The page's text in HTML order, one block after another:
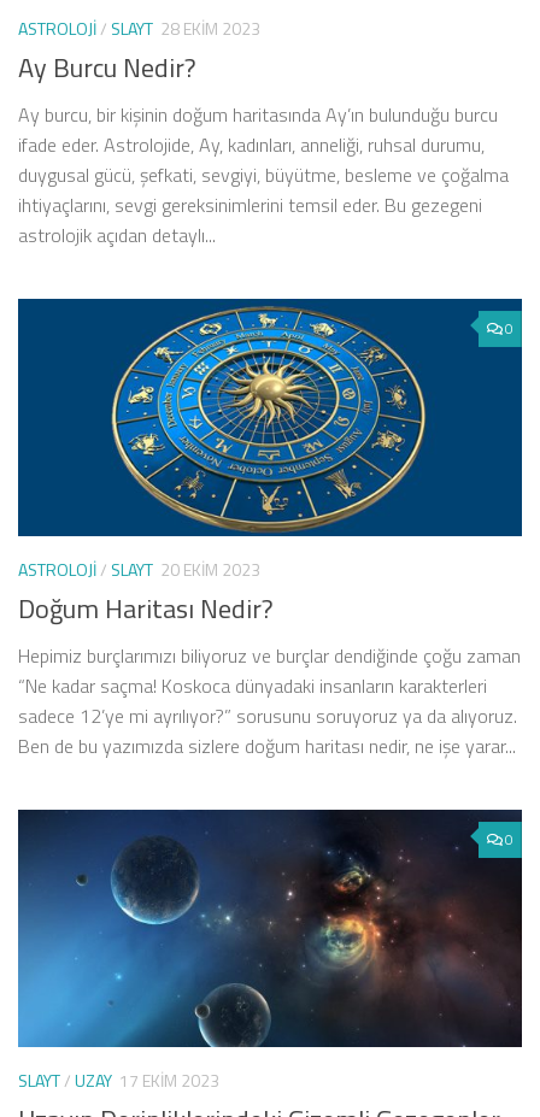
ASTROLOJI/ SLAYT 28 EKIM 2023
Ay Burcu Nedir?
Ay burcu, bir kişinin doğum haritasında Ay’ın bulunduğu burcu
ifade eder. Astrolojide, Ay, kadınları, anneliği, ruhsal durumu,
duygusal gücü, şefkati, sevgiyi, büyütme, besleme ve çoğalma
ihtiyaçlarını, sevgi gereksinimlerini temsil eder. Bu gezegeni
astrolojik açıdan detaylı...
0
ASTROLOJI/ SLAYT 20 EKIM 2023
Doğum Haritası Nedir?
Hepimiz burçlarımızı biliyoruz ve burçlar dendiğinde çoğu zaman
“Ne kadar saçma! Koskoca dünyadaki insanların karakterleri
sadece 12’ye mi ayrılıyor?” sorusunu soruyoruz ya da alıyoruz.
Ben de bu yazımızda sizlere doğum haritası nedir, ne işe yarar...
0
SLAYT/UZAY 17 EKIM 2023